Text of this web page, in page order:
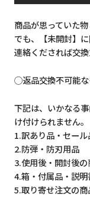
商品が思っていた
でも、【未開封】に
連絡くだされば交換
◯返品交換不可能な
下記は、いかなる
け付けられません。
1.訳あり品・セー
2.防弾・防刃用品
3.使用後・開封後の
4.箱・付属品・説
5.取り寄せ注文の商